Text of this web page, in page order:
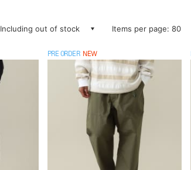
Including out of stock Items per page: 80
PRE ORDER NEW